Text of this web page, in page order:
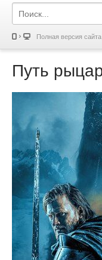
Полная версия сайта
Путь